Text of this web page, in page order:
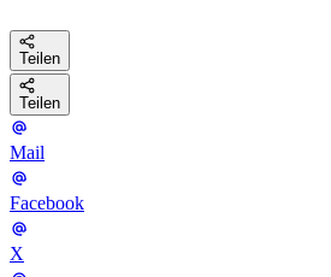
Teilen
Teilen
Mail
Facebook
X